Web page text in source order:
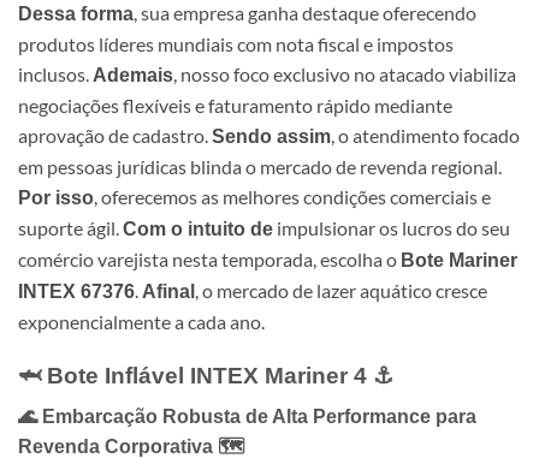
Dessa forma , sua empresa ganha destaque oferecendo
produtos líderes mundiais com nota fiscal e impostos
inclusos. Ademais , nosso foco exclusivo no atacado viabiliza
negociações flexíveis e faturamento rápido mediante
aprovação de cadastro. Sendo assim , o atendimento focado
em pessoas jurídicas blinda o mercado de revenda regional.
Por isso , oferecemos as melhores condições comerciais e
suporte ágil. Com o intuito de impulsionar os lucros do seu
comércio varejista nesta temporada, escolha o Bote Mariner
INTEX 67376 Afinal , o mercado de lazer aquático cresce
exponencialmente a cada ano.
🦈 Bote Inflável INTEX Mariner 4 ⚓
🌊 Embarcação Robusta de Alta Performance para
Revenda Corporativa 🗺️